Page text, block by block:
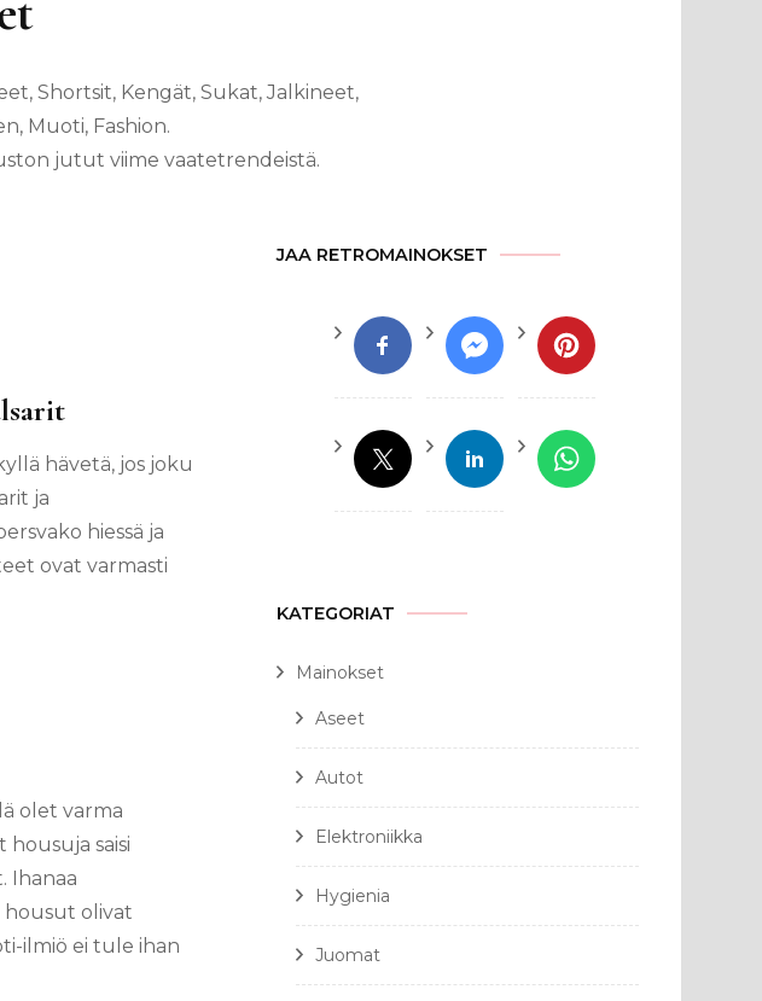
Shortsit, Kengät, Sukat, Jalkineet,
Muoti, Fashion.
jutut viime vaatetrendeistä.
hävetä, jos joku
ja
hiessä ja
ovat varmasti
olet varma
saisi
Ihanaa
housut olivat
ilmiö ei tule ihan
JAA RETROMAINOKSET
KATEGORIAT
Mainokset
Aseet
Autot
Elektroniikka
Hygienia
Juomat